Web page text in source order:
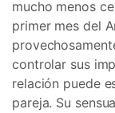
mucho menos
primer mes del
controlar sus
relación puede
pareja. Su